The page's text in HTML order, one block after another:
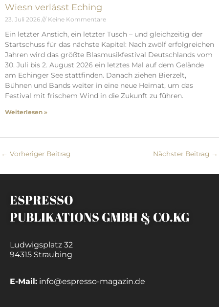
Wiesn verlässt Eching
23. Juli 2026 Keine Kommentare
Ein letzter Anstich, ein letzter Tusch – und gleichzeitig der
Startschuss für das nächste Kapitel: Nach zwölf erfolgreichen
Jahren wird das größte Blasmusikfestival Deutschlands vom
30. Juli bis 2. August 2026 ein letztes Mal auf dem Gelände
am Echinger See stattfinden. Danach ziehen Bierzelt,
Bühnen und Bands weiter in eine neue Heimat, um das
Festival mit frischem Wind in die Zukunft zu führen.
Weiterlesen »
← Vorheriger Beitrag Nächster Beitrag →
ESPRESSO
PUBLIKATIONS GMBH & CO.KG
Ludwigsplatz 32
94315 Straubing
E-Mail: info@espresso-magazin.de